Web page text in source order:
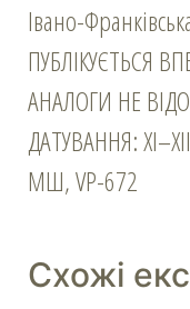
Івано-
ПУБЛІКУЄТЬСЯ
АНАЛОГИ НЕ
ДАТУВАННЯ:
МШ, VP-672
Схожі